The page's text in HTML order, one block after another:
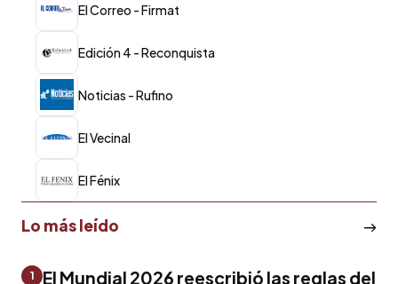
El Correo - Firmat
Edición 4 - Reconquista
Noticias - Rufino
El Vecinal
El Fénix
Lo más leído
1 El Mundial 2026 reescribió las reglas del